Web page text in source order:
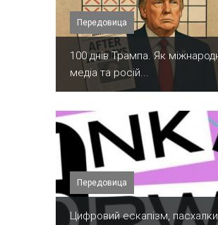
Передовица
100 днів Трампа. Як
медіа та росій...
Передовица
​Цифровий ескапізм,